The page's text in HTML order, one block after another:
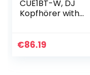
CUE1BT-W, DJ
Kopfhörer with
€86.19